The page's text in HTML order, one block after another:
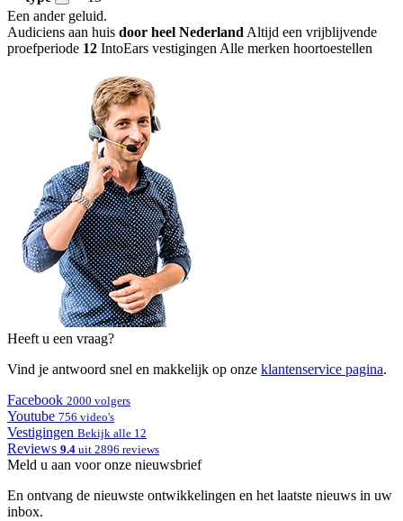
Een ander geluid.
Audiciens aan huis door heel NederlandAltijd een vrijblijvende
proefperiode 12 IntoEars vestigingenAlle merken hoortoestellen
Heeft u een vraag?
Vind je antwoord snel en makkelijk op onze klantenservice pagina.
Facebook 2000 volgers
Youtube 756 video's
Vestigingen Bekijk alle 12
Reviews 9.4 uit 2896 reviews
Meld u aan voor onze nieuwsbrief
En ontvang de nieuwste ontwikkelingen en het laatste nieuws in uw
inbox.